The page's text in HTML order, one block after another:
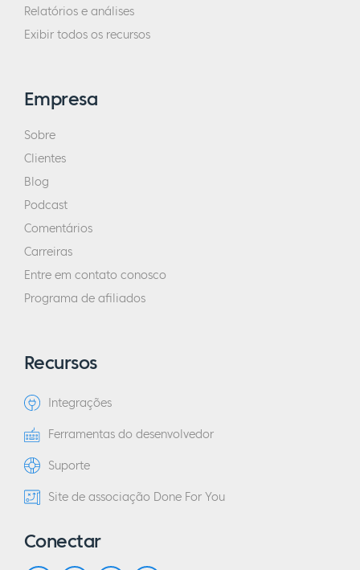
Relatórios e análises
Exibir todos os recursos
Empresa
Sobre
Clientes
Blog
Podcast
Comentários
Carreiras
Entre em contato conosco
Programa de afiliados
Recursos
Integrações
Ferramentas do desenvolvedor
Suporte
Site de associação Done For You
Conectar